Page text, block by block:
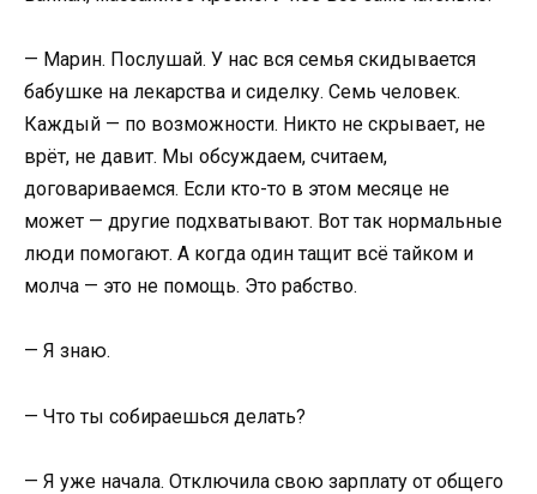
— Марин. Послушай. У нас вся семья скидывается
бабушке на лекарства и сиделку. Семь человек.
Каждый — по возможности. Никто не скрывает, не
врёт, не давит. Мы обсуждаем, считаем,
договариваемся. Если кто-то в этом месяце не
может — другие подхватывают. Вот так нормальные
люди помогают. А когда один тащит всё тайком и
молча — это не помощь. Это рабство.
— Я знаю.
— Что ты собираешься делать?
— Я уже начала. Отключила свою зарплату от общего